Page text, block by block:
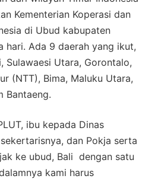
Kementerian Koperasi dan
di Ubud kabupaten
hari. Ada 9 daerah yang ikut,
Sulawaesi Utara, Gorontalo,
(NTT), Bima, Maluku Utara,
Bantaeng.
ibu kepada Dinas
dan Pokja serta
ke ubud, Bali dengan satu
kami harus